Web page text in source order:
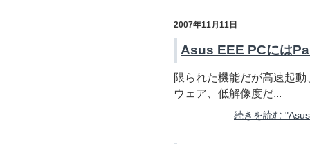
2007年11月11日
Asus EEE PCには
限られた機能だが高速起
ウェア、低解像度だ...
続きを読む